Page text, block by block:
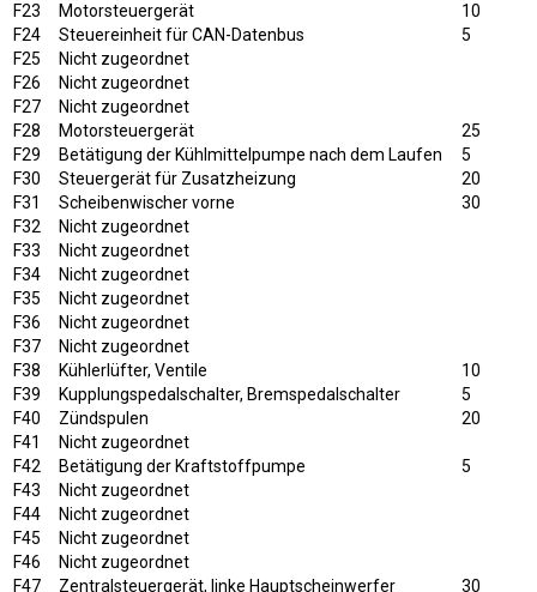
F23
Motorsteuergerät
10
F24
Steuereinheit für CAN-Datenbus
5
F25
Nicht zugeordnet
F26
Nicht zugeordnet
F27
Nicht zugeordnet
F28
Motorsteuergerät
25
F29
Betätigung der Kühlmittelpumpe nach dem Laufen
5
F30
Steuergerät für Zusatzheizung
20
F31
Scheibenwischer vorne
30
F32
Nicht zugeordnet
F33
Nicht zugeordnet
F34
Nicht zugeordnet
F35
Nicht zugeordnet
F36
Nicht zugeordnet
F37
Nicht zugeordnet
F38
Kühlerlüfter, Ventile
10
F39
Kupplungspedalschalter, Bremspedalschalter
5
F40
Zündspulen
20
F41
Nicht zugeordnet
F42
Betätigung der Kraftstoffpumpe
5
F43
Nicht zugeordnet
F44
Nicht zugeordnet
F45
Nicht zugeordnet
F46
Nicht zugeordnet
F47
Zentralsteuergerät, linke Hauptscheinwerfer 30